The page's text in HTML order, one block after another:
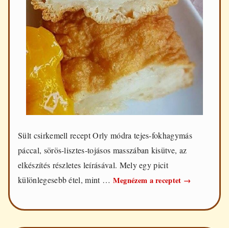
Sült csirkemell recept Orly módra tejes-fokhagymás
páccal, sörös-lisztes-tojásos masszában kisütve, az
elkészítés részletes leírásával. Mely egy picit
különlegesebb étel, mint … Megnézem a receptet Csirkemell
→